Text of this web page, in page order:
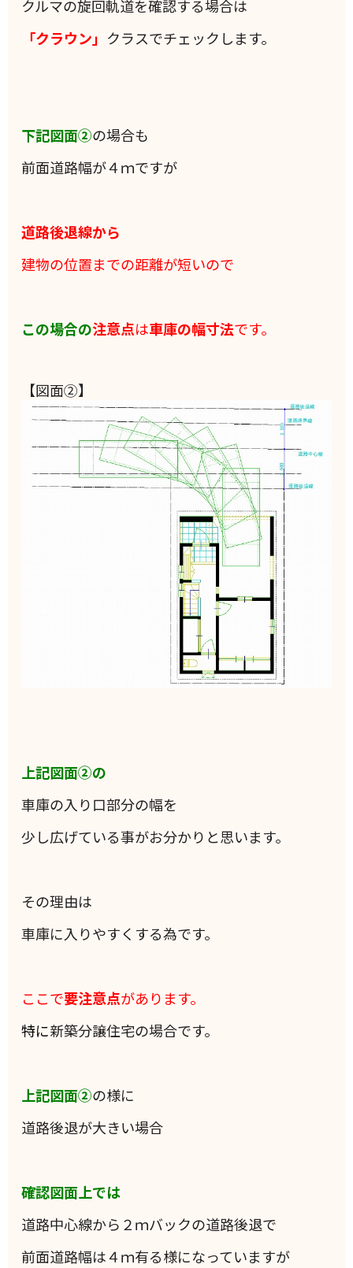
クルマの旋回軌道を確認する場合は
「クラウン」 クラスでチェックします。
下記図面②の場合も
前面道路幅が４ｍですが
道路後退線から
建物の位置までの距離が短いので
この場合の注意点は車庫の幅寸法です。
【図面②】
上記図面②の
車庫の入り口部分の幅を
少し広げている事がお分かりと思います。
その理由は
車庫に入りやすくする為です。
ここで要注意点があります。
特に新築分譲住宅の場合です。
上記図面②の様に
道路後退が大きい場合
確認図面上では
道路中心線から２ｍバックの道路後退で
前面道路幅は４ｍ有る様になっていますが